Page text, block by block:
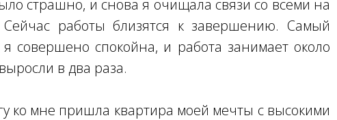
страшно, и снова я очищала связи со всеми на
Сейчас работы близятся к завершению. Самый
совершено спокойна, и работа занимает около
в два раза.
ко мне пришла квартира моей мечты с высокими